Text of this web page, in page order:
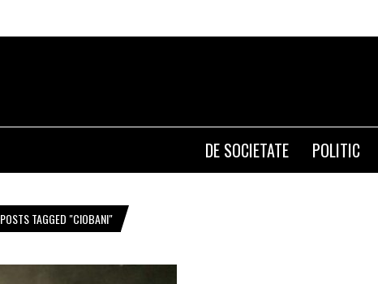
DE SOCIETATE POLITIC
POSTS TAGGED "CIOBANI"